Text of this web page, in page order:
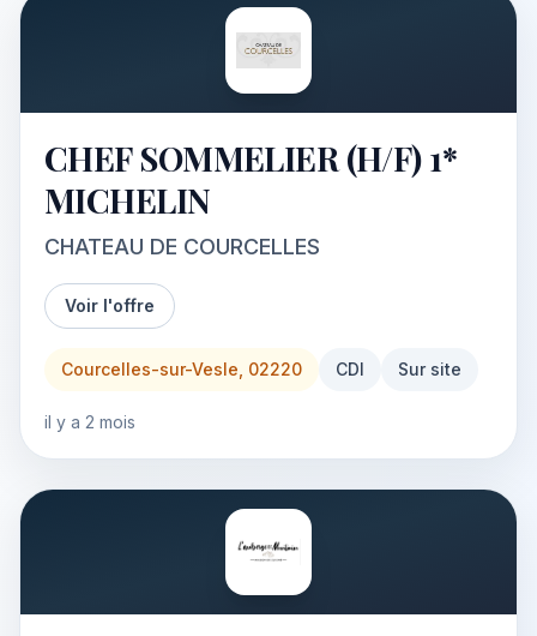
CHEF SOMMELIER (H/F) 1*
MICHELIN
CHATEAU DE COURCELLES
Voir l'offre
Courcelles-sur-Vesle, 02220 CDI Sur site
il y a 2 mois